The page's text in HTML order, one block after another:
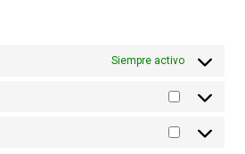
Siempre activo
Marketing